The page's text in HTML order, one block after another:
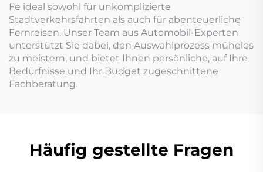
Fe ideal sowohl für unkomplizierte
Stadtverkehrsfahrten als auch für abenteuerliche
Fernreisen. Unser Team aus Automobil-Experten
unterstützt Sie dabei, den Auswahlprozess mühelos
zu meistern, und bietet Ihnen persönliche, auf Ihre
Bedürfnisse und Ihr Budget zugeschnittene
Fachberatung.
Häufig gestellte Fragen